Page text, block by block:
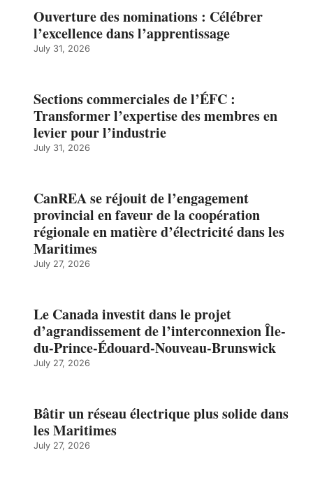
Ouverture des nominations : Célébrer
l’excellence dans l’apprentissage
July 31, 2026
Sections commerciales de l’ÉFC :
Transformer l’expertise des membres en
levier pour l’industrie
July 31, 2026
CanREA se réjouit de l’engagement
provincial en faveur de la coopération
régionale en matière d’électricité dans les
Maritimes
July 27, 2026
Le Canada investit dans le projet
d’agrandissement de l’interconnexion Île-
du-Prince-Édouard-Nouveau-Brunswick
July 27, 2026
Bâtir un réseau électrique plus solide dans
les Maritimes
July 27, 2026